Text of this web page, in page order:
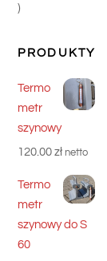
2
PRODUKTY
Termo
metr
szynowy
120.00zł netto
Termo
metr
szynowy do S
60